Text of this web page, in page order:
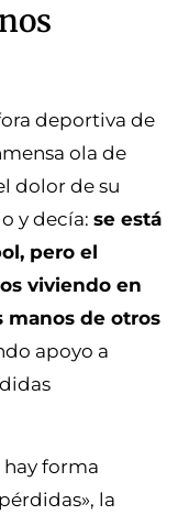
deportiva de
ola de
dolor de su
y decía: se está
pero el
viviendo en
manos de otros
apoyo a
hay forma
la